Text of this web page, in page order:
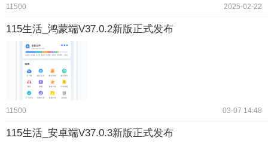
11500 2025-02-22
115生活_鸿蒙端V37.0.2新版正式发布
11500 03-07 14:48
115生活_安卓端V37.0.3新版正式发布